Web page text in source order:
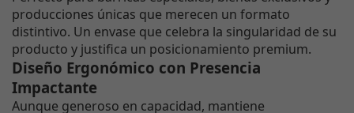
producciones únicas que merecen un formato
distintivo. Un envase que celebra la singularidad de su
producto y justifica un posicionamiento premium.
Diseño Ergonómico con Presencia
Impactante
Aunque generoso en capacidad, mantiene